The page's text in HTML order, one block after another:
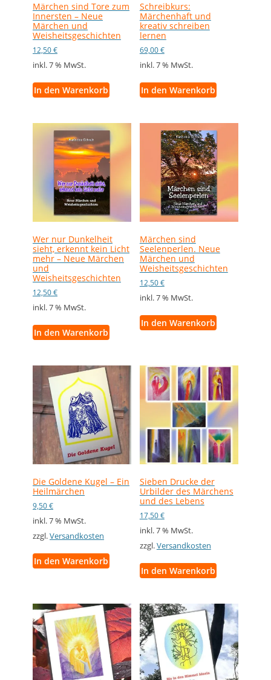
Märchen sind Tore zum
Innersten – Neue
Märchen und
Weisheitsgeschichten
12,50€
inkl. 7 % MwSt.
In den Warenkorb
Schreibkurs:
Märchenhaft und
kreativ schreiben
lernen
69,00€
inkl. 7 % MwSt.
In den Warenkorb
Wer nur Dunkelheit
sieht, erkennt kein Licht
mehr – Neue Märchen
und
Weisheitsgeschichten
12,50€
inkl. 7 % MwSt.
In den Warenkorb
Märchen sind
Seelenperlen. Neue
Märchen und
Weisheitsgeschichten
12,50€
inkl. 7 % MwSt.
In den Warenkorb
Die Goldene Kugel – Ein
Heilmärchen
9,50€
inkl. 7 % MwSt.
zzgl.Versandkosten
In den Warenkorb
Sieben Drucke der
Urbilder des Märchens
und des Lebens
17,50€
inkl. 7 % MwSt.
zzgl.Versandkosten
In den Warenkorb